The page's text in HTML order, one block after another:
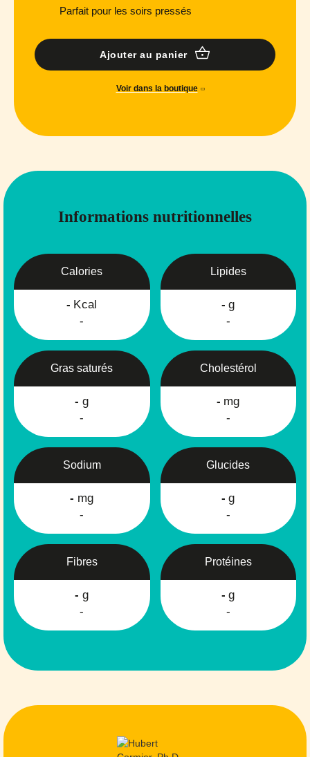
Parfait pour les soirs pressés
Ajouter au panier
Voir dans la boutique
Informations nutritionnelles
Calories
- Kcal
-
Lipides
- g
-
Gras saturés
- g
-
Cholestérol
- mg
-
Sodium
- mg
-
Glucides
- g
-
Fibres
- g
-
Protéines
- g
-